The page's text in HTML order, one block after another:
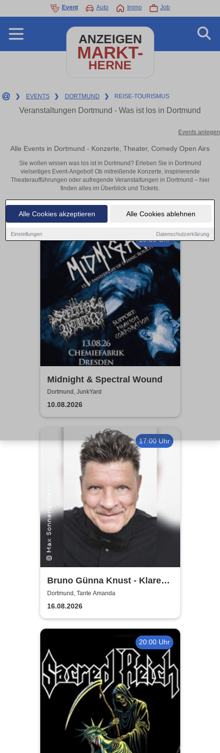
Alle Cookies akzeptieren Alle Cookies ablehnen
Einstellungen Datenschutzerklärung
Event Auto Immo Job
ANZEIGEN
MARKT-
HERNE
❯ EVENTS ❯ DORTMUND ❯ REISE-TOURISMUS
Veranstaltungen Dortmund - Was ist los in Dortmund
Events anlegen
Alle Events in Dortmund - Konzerte, Theater, Comedy Open Airs
Sie wollen wissen was los ist in Dortmund? Erleben Sie in Dortmund
vielseitiges Event-Angebot! Ob mitreißende Konzerte, inspirierende
Theateraufführungen oder aufregende Veranstaltungen in Dortmund – hier
finden alles im Überblick und Tickets.
19:30 Uhr
Midnight & Spectral Wound
Dortmund, JunkYard
10.08.2026
17:00 Uhr
Bruno Günna Knust - Klare
Kante im Biergarten 2026
Dortmund, Tante Amanda
16.08.2026
20:00 Uhr